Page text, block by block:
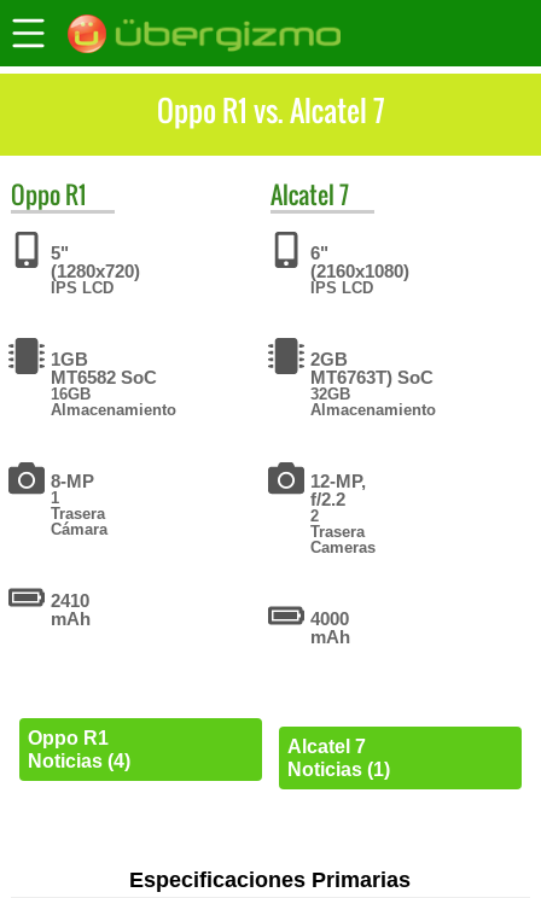
Oppo R1 vs. Alcatel 7
OppoR1
5"
(1280x720)
IPS LCD
1GB
MT6582 SoC
16GB
Almacenamiento
8-MP
1
Trasera
Cámara
2410
mAh
Oppo R1
Noticias (4)
Alcatel7
6"
(2160x1080)
IPS LCD
2GB
MT6763T) SoC
32GB
Almacenamiento
12-MP,
f/2.2
2
Trasera
Cameras
4000
mAh
Alcatel 7
Noticias (1)
Especificaciones Primarias